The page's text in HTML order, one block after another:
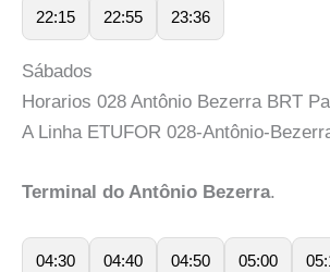
22:15 22:55 23:36
Sábados
Horarios 028 Antônio Bezerra BRT
A Linha ETUFOR 028-Antônio-
Terminal do Antônio Bezerra.
04:30 04:40 04:50 05:00